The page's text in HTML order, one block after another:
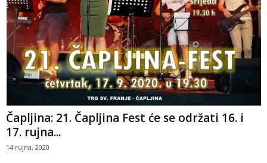
Čapljina: 21. Čapljina Fest će se održati 16. i
17. rujna...
14 rujna, 2020